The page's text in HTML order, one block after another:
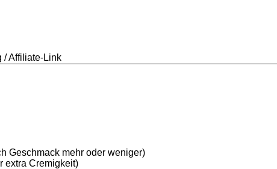
/ Affiliate-Link
Geschmack mehr oder weniger)
extra Cremigkeit)